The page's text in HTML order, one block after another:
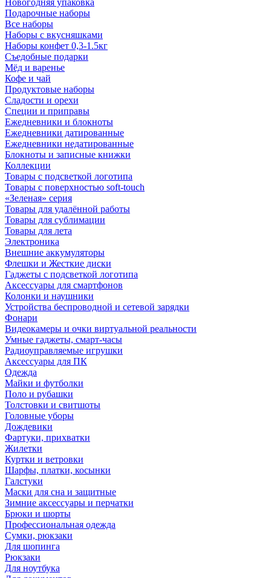
Новогодняя упаковка
Подарочные наборы
Все наборы
Наборы с вкусняшками
Наборы конфет 0,3-1.5кг
Съедобные подарки
Мёд и варенье
Кофе и чай
Продуктовые наборы
Сладости и орехи
Специи и приправы
Ежедневники и блокноты
Ежедневники датированные
Ежедневники недатированные
Блокноты и записные книжки
Коллекции
Товары с подсветкой логотипа
Товары с поверхностью soft-touch
«Зеленая» серия
Товары для удалённой работы
Товары для сублимации
Товары для лета
Электроника
Внешние аккумуляторы
Флешки и Жесткие диски
Гаджеты с подсветкой логотипа
Аксессуары для смартфонов
Колонки и наушники
Устройства беспроводной и сетевой зарядки
Фонари
Видеокамеры и очки виртуальной реальности
Умные гаджеты, смарт-часы
Радиоуправляемые игрушки
Аксессуары для ПК
Одежда
Майки и футболки
Поло и рубашки
Толстовки и свитшоты
Головные уборы
Дождевики
Фартуки, прихватки
Жилетки
Куртки и ветровки
Шарфы, платки, косынки
Галстуки
Маски для сна и защитные
Зимние аксессуары и перчатки
Брюки и шорты
Профессиональная одежда
Сумки, рюкзаки
Для шопинга
Рюкзаки
Для ноутбука